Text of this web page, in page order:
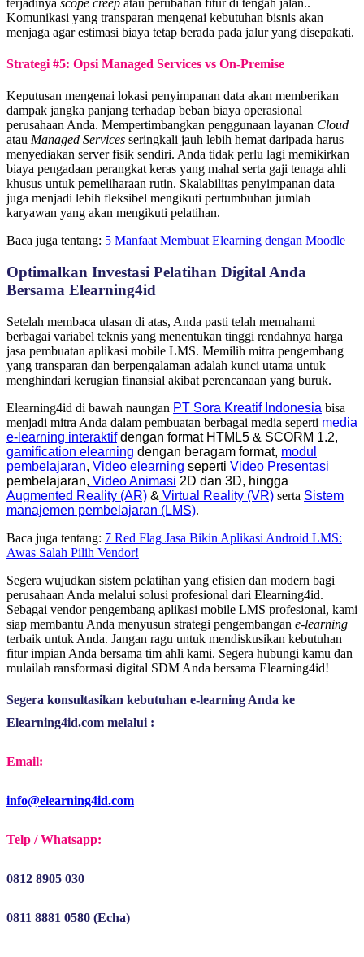
Komunikasi yang transparan mengenai kebutuhan bisnis akan
menjaga agar estimasi biaya tetap berada pada jalur yang disepakati.
Strategi #5: Opsi Managed Services vs On-Premise
Keputusan mengenai lokasi penyimpanan data akan memberikan
dampak jangka panjang terhadap beban biaya operasional
perusahaan Anda. Mempertimbangkan penggunaan layanan Cloud
atau Managed Services seringkali jauh lebih hemat daripada harus
menyediakan server fisik sendiri. Anda tidak perlu lagi memikirkan
biaya pengadaan perangkat keras yang mahal serta gaji tenaga ahli
khusus untuk pemeliharaan rutin. Skalabilitas penyimpanan data
juga menjadi lebih fleksibel mengikuti pertumbuhan jumlah
karyawan yang akan mengikuti pelatihan.
Baca juga tentang: 5 Manfaat Membuat Elearning dengan Moodle
Optimalkan Investasi Pelatihan Digital Anda
Bersama Elearning4id
Setelah membaca ulasan di atas, Anda pasti telah memahami
berbagai variabel teknis yang menentukan tinggi rendahnya harga
jasa pembuatan aplikasi mobile LMS. Memilih mitra pengembang
yang transparan dan berpengalaman adalah kunci utama untuk
menghindari kerugian finansial akibat perencanaan yang buruk.
Elearning4id di bawah naungan PT Sora Kreatif Indonesia bisa
menjadi mitra Anda dalam pembuatan berbagai media seperti media
e-learning interaktifdengan format HTML5 & SCORM 1.2,
gamification elearning dengan beragam format, modul
pembelajaran, Video elearning seperti Video Presentasi
pembelajaran, Video Animasi 2D dan 3D, hingga
Augmented Reality (AR) & Virtual Reality (VR) serta Sistem
manajemen pembelajaran (LMS).
Baca juga tentang: 7 Red Flag Jasa Bikin Aplikasi Android LMS:
Awas Salah Pilih Vendor!
Segera wujudkan sistem pelatihan yang efisien dan modern bagi
perusahaan Anda melalui solusi profesional dari Elearning4id.
Sebagai vendor pengembang aplikasi mobile LMS profesional, kami
siap membantu Anda menyusun strategi pengembangan e-learning
terbaik untuk Anda. Jangan ragu untuk mendiskusikan kebutuhan
fitur impian Anda bersama tim ahli kami. Segera hubungi kamu dan
mulailah ransformasi digital SDM Anda bersama Elearning4id!
Segera konsultasikan kebutuhan e-learning Anda ke
Elearning4id.com melalui :
Email:
info@elearning4id.com
Telp / Whatsapp:
0812 8905 030
0811 8881 0580 (Echa)